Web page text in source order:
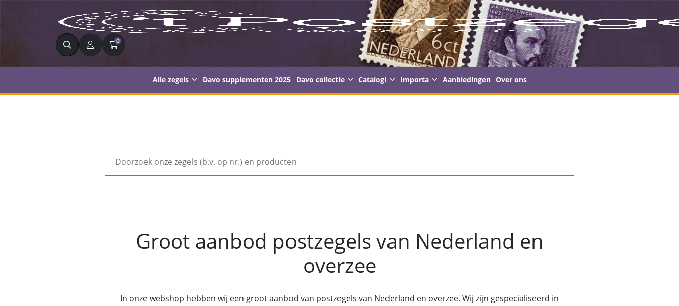
Zoeken 0
Alle zegels Davo supplementen 2025 Davo collectie Catalogi Importa Aanbiedingen Over ons
Groot aanbod postzegels van Nederland en
overzee
In onze webshop hebben wij een groot aanbod van postzegels van Nederland en overzee. Wij zijn gespecialiseerd in